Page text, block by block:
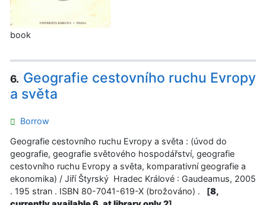
book
6. Geografie cestovního ruchu Evropy
a světa
Borrow
Geografie cestovního ruchu Evropy a světa : (úvod do
geografie, geografie světového hospodářství, geografie
cestovního ruchu Evropy a světa, komparativní geografie a
ekonomika) / Jiří Štyrský Hradec Králové : Gaudeamus, 2005
. 195 stran . ISBN 80-7041-619-X (brožováno) .
[8,